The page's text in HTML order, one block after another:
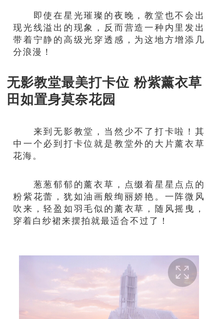
即使在星光璀璨的夜晚，教堂也不会出
现光线溢出的现象，反而营造一种内里发出
带着宁静的高级光穿透感，为这地方增添几
分浪漫！
无影教堂最美打卡位 粉紫薰衣草
田如置身莫奈花园
来到无影教堂，当然少不了打卡啦！其
中一个必到打卡位就是教堂外的大片薰衣草
花海。
葱葱郁郁的薰衣草，点缀着星星点点的
粉紫花蕾，犹如油画般绚丽娇艳。一阵微风
吹来，轻盈如羽毛似的薰衣草，随风摇曳，
穿着白纱裙来摆拍就最适合不过了！